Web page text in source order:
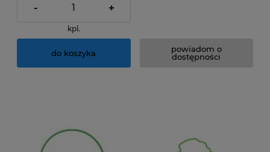
- +
kpl.
do koszyka
powiadom o
dostępności